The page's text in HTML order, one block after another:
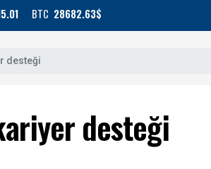
BTC 28682.63$
desteği
desteği